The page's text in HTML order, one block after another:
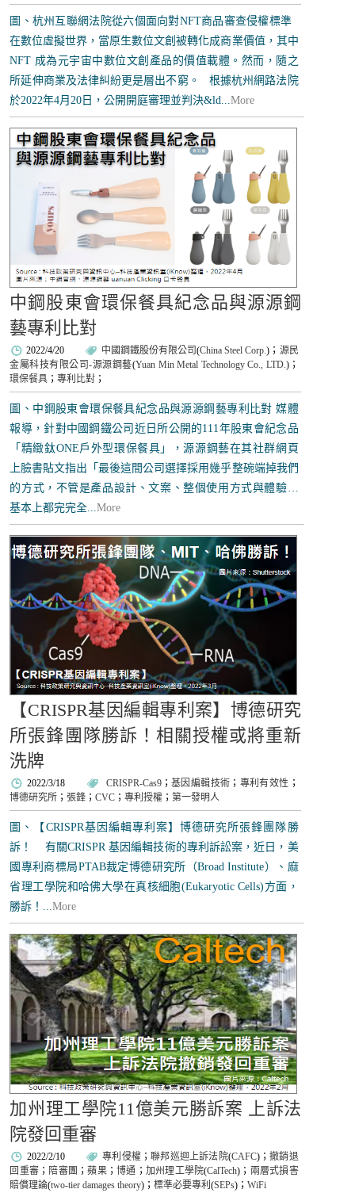
圖、杭州互聯網法院從六個面向對NFT商品審查侵權標準
在數位虛擬世界，當原生數位文創被轉化成商業價值，其中
NFT 成為元宇宙中數位文創產品的價值載體。然而，隨之
所延伸商業及法律糾紛更是層出不窮。 根據杭州網路法院
於2022年4月20日，公開開庭審理並判決&ld...More
中鋼股東會環保餐具紀念品與源源鋼
藝專利比對
2022/4/20 中國鋼鐵股份有限公司(China Steel Corp.)； 源民
金屬科技有限公司-源源鋼藝(Yuan Min Metal Technology Co., LTD.)；
環保餐具 ；專利比對 ；
圖、中鋼股東會環保餐具紀念品與源源鋼藝專利比對 媒體
報導，針對中國鋼鐵公司近日所公開的111年股東會紀念品
「精緻鈦ONE戶外型環保餐具」，源源鋼藝在其社群網頁
上臉書貼文指出「最後這間公司選擇採用幾乎整碗端掉我們
的方式，不管是產品設計、文案、整個使用方式與體驗…
基本上都完完全...More
【CRISPR基因編輯專利案】博德研究
所張鋒團隊勝訴！相關授權或將重新
洗牌
2022/3/18 CRISPR-Cas9； 基因編輯技術 ； 專利有效性 ；
博德研究所 ；張鋒 ；CVC ；專利授權 ；第一發明人
圖、【CRISPR基因編輯專利案】博德研究所張鋒團隊勝
訴！ 有關CRISPR 基因編輯技術的專利訴訟案，近日，美
國專利商標局PTAB裁定博德研究所（Broad Institute）、麻
省理工學院和哈佛大學在真核細胞(Eukaryotic Cells)方面，
勝訴！...More
加州理工學院11億美元勝訴案 上訴法
院發回重審
2022/2/10 專利侵權； 聯邦巡迴上訴法院(CAFC)； 撤銷退
回重審 ； 陪審團 ；蘋果； 博通 ； 加州理工學院(CalTech)； 兩層式損害
賠償理論(two-tier damages theory)；標準必要專利(SEPs)；WiFi